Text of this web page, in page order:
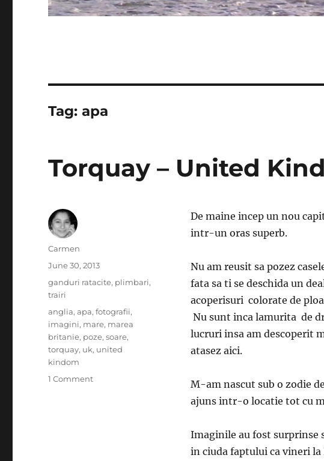
Tag:apa
Torquay – United
De maine incep un nou
intr-un oras superb.
Nu am reusit sa pozez
fata sa ti se deschida un
acoperisuri colorate de
Nu sunt inca lamurita de
lucruri insa am descoperit
atasez aici.
M-am nascut sub o zodie
ajuns intr-o locatie tot cu
Imaginile au fost surprinse
in ciuda faptului ca vineri
Author
Carmen
Posted
June 30, 2013
Categories
ganduri ratacite, plimbari,
trairi
Tags
anglia,apa,fotografii,
imagini, mare, marea
britanie, poze,soare,
torquay, uk, united
kindom
1 Commenton